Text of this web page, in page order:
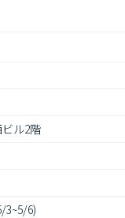
ル2階
3~5/6)